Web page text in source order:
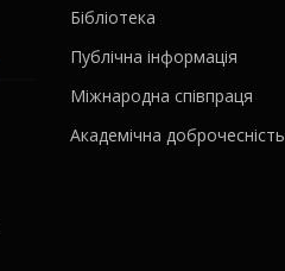
Бібліотека
Публічна інформація
Міжнародна співпраця
Академічна доброчесність